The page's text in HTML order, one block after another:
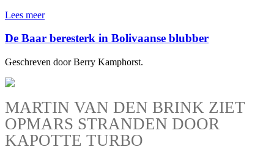
Lees meer
De Baar beresterk in Bolivaanse blubber
Geschreven door Berry Kamphorst.
MARTIN VAN DEN BRINK ZIET
OPMARS STRANDEN DOOR
KAPOTTE TURBO